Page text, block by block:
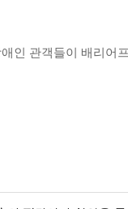
인 관객들이 배리어